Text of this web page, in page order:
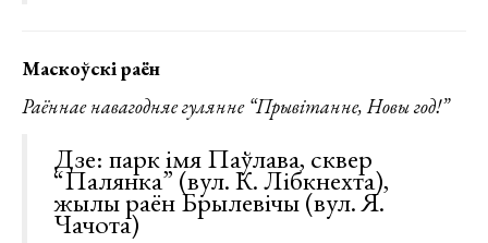
Маскоўскі раён
Раённае навагодняе гулянне “Прывітанне, Новы год!”
Дзе: парк імя Паўлава, сквер
“Палянка” (вул. К. Лібкнехта),
жылы раён Брылевічы (вул. Я.
Чачота)